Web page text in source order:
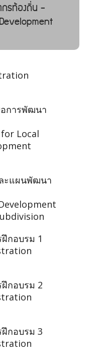
รท้องถิ่น -
อการพัฒนา
Local
ะแผนพัฒนา
กอบรม 1
กอบรม 2
กอบรม 3